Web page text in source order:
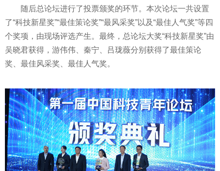
随后总论坛进行了投票颁奖的环节。本次论坛一共设置
了“科技新星奖”“最佳策论奖”“最风采奖”以及“最佳人气奖”等四
个奖项，由现场评选产生。最终，总论坛大奖“科技新星奖”由
吴晓君获得，游伟伟、秦宁、吕珑薇分别获得了最佳策论
奖、最佳风采奖、最佳人气奖。